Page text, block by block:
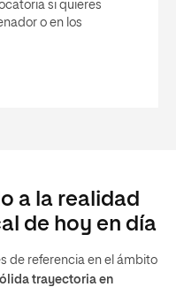
si quieres
o en los
a la realidad
de hoy en día
de referencia en el ámbito
trayectoria en